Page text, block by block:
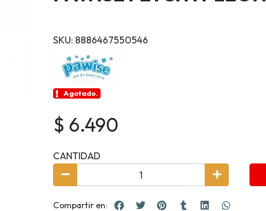
SKU: 8886467550546
Agotado.
$ 6.490
CANTIDAD
Compartir en: